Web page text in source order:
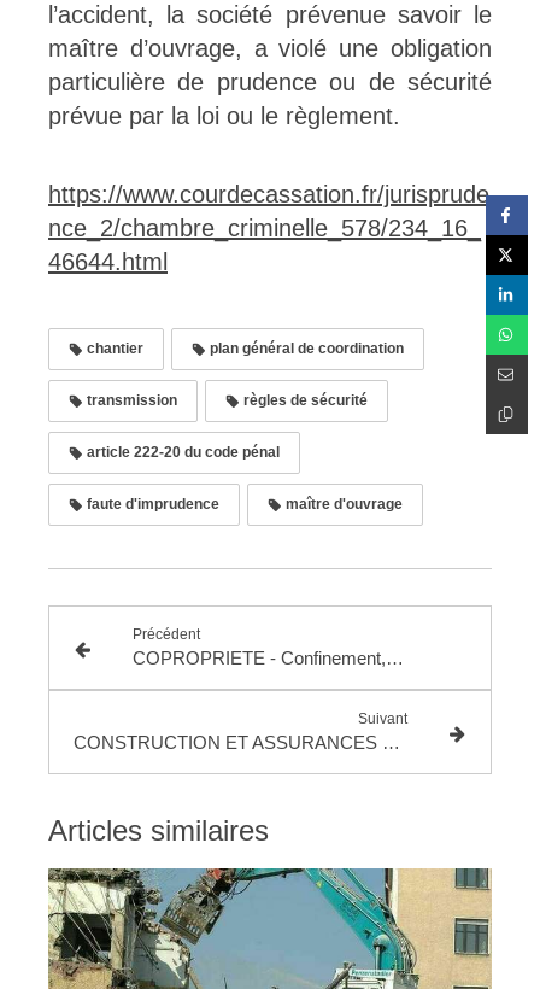
l’accident, la société prévenue savoir le
maître d’ouvrage, a violé une obligation
particulière de prudence ou de sécurité
prévue par la loi ou le règlement.
https://www.courdecassation.fr/jurisprude
nce_2/chambre_criminelle_578/234_16_
46644.html
chantier plan général de coordination
transmission règles de sécurité
article 222-20 du code pénal
faute d'imprudence maître d'ouvrage
Précédent
COPROPRIETE - Confinement, le retour !
Suivant
CONSTRUCTION ET ASSURANCES – Interruption de la prescription à l’égard de l’assureur du locateur d'ouvrage
Articles similaires